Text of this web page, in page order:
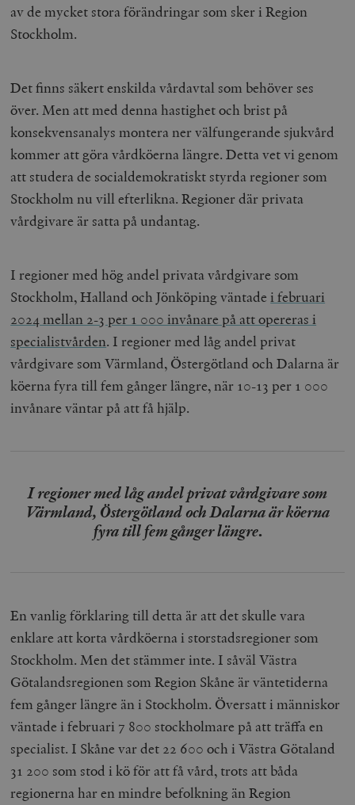
av de mycket stora förändringar som sker i Region
Stockholm.
Det finns säkert enskilda vårdavtal som behöver ses
över. Men att med denna hastighet och brist på
konsekvensanalys montera ner välfungerande sjukvård
kommer att göra vårdköerna längre. Detta vet vi genom
att studera de socialdemokratiskt styrda regioner som
Stockholm nu vill efterlikna. Regioner där privata
vårdgivare är satta på undantag.
I regioner med hög andel privata vårdgivare som
Stockholm, Halland och Jönköping väntadei februari
2024 mellan 2-3 per 1 000 invånare på att opereras i
specialistvården. I regioner med låg andel privat
vårdgivare som Värmland, Östergötland och Dalarna är
köerna fyra till fem gånger längre, när 10-13 per 1 000
invånare väntar på att få hjälp.
I regioner med låg andel privat vårdgivare som
Värmland, Östergötland och Dalarna är köerna
fyra till fem gånger längre.
En vanlig förklaring till detta är att det skulle vara
enklare att korta vårdköerna i storstadsregioner som
Stockholm. Men det stämmer inte. I såväl Västra
Götalandsregionen som Region Skåne är väntetiderna
fem gånger längre än i Stockholm. Översatt i människor
väntade i februari 7 800 stockholmare på att träffa en
specialist. I Skåne var det 22 600 och i Västra Götaland
31 200 som stod i kö för att få vård, trots att båda
regionerna har en mindre befolkning än Region